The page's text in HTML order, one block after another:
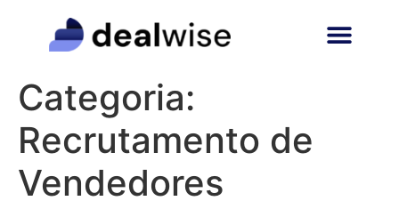
Categoria:
Recrutamento de
Vendedores